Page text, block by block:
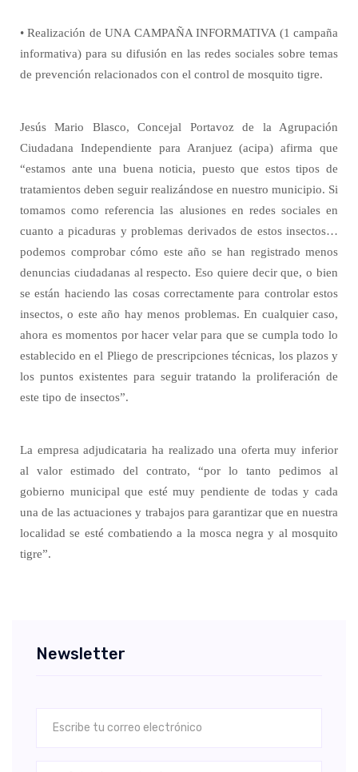
• Realización de UNA CAMPAÑA INFORMATIVA (1 campaña
informativa) para su difusión en las redes sociales sobre temas
de prevención relacionados con el control de mosquito tigre.
Jesús Mario Blasco, Concejal Portavoz de la Agrupación
Ciudadana Independiente para Aranjuez (acipa) afirma que
“estamos ante una buena noticia, puesto que estos tipos de
tratamientos deben seguir realizándose en nuestro municipio. Si
tomamos como referencia las alusiones en redes sociales en
cuanto a picaduras y problemas derivados de estos insectos…
podemos comprobar cómo este año se han registrado menos
denuncias ciudadanas al respecto. Eso quiere decir que, o bien
se están haciendo las cosas correctamente para controlar estos
insectos, o este año hay menos problemas. En cualquier caso,
ahora es momentos por hacer velar para que se cumpla todo lo
establecido en el Pliego de prescripciones técnicas, los plazos y
los puntos existentes para seguir tratando la proliferación de
este tipo de insectos”.
La empresa adjudicataria ha realizado una oferta muy inferior
al valor estimado del contrato, “por lo tanto pedimos al
gobierno municipal que esté muy pendiente de todas y cada
una de las actuaciones y trabajos para garantizar que en nuestra
localidad se esté combatiendo a la mosca negra y al mosquito
tigre”.
Newsletter